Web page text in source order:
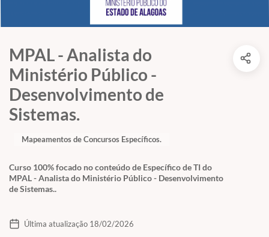
MPAL - Analista do
Ministério Público -
Desenvolvimento de
Sistemas.
Curso 100% focado no conteúdo de Específico de TI do
MPAL - Analista do Ministério Público - Desenvolvimento
de Sistemas..
Mapeamentos de Concursos Específicos.
Última atualização 18/02/2026